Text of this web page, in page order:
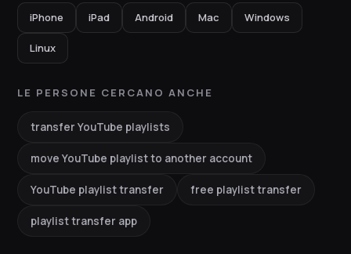
iPhone iPad Android Mac Windows
Linux
LE PERSONE CERCANO ANCHE
transfer YouTube playlists
move YouTube playlist to another account
YouTube playlist transfer free playlist transfer
playlist transfer app